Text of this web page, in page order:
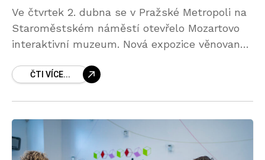
Ve čtvrtek 2. dubna se v Pražské Metropoli na
Staroměstském náměstí otevřelo Mozartovo
interaktivní muzeum. Nová expozice věnovaná
vznikla v památkově chráněném domě U
ČTI VÍCE...